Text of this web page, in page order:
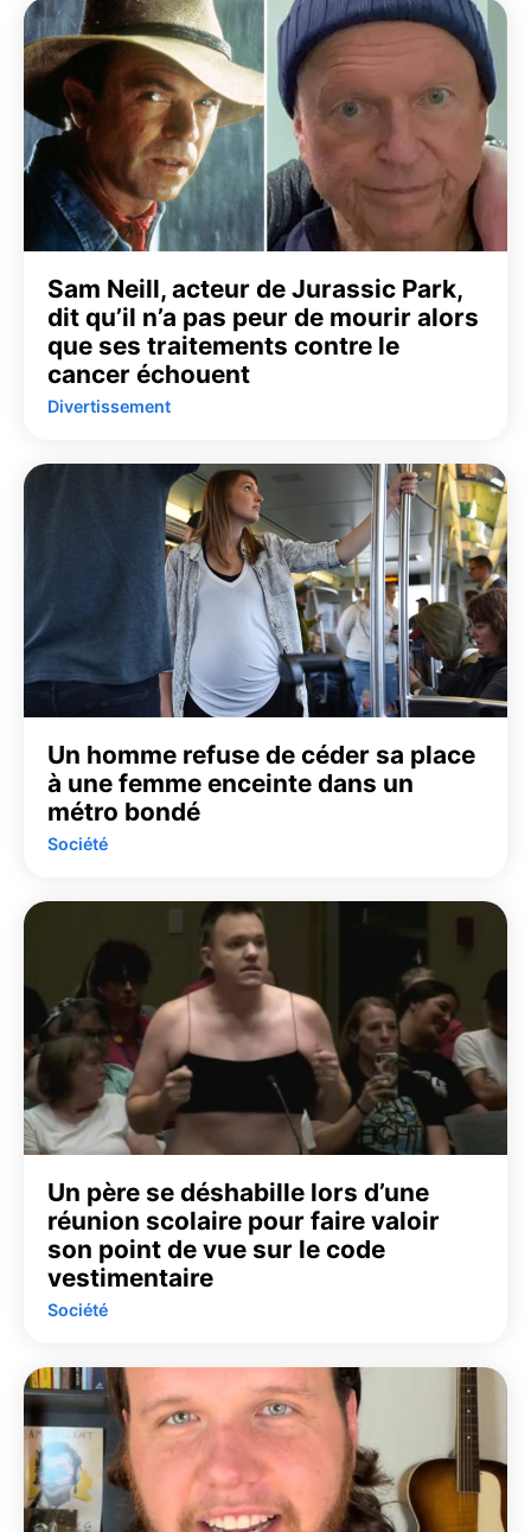
Sam Neill, acteur de Jurassic Park,
dit qu’il n’a pas peur de mourir alors
que ses traitements contre le
cancer échouent
Divertissement
Un homme refuse de céder sa place
à une femme enceinte dans un
métro bondé
Société
Un père se déshabille lors d’une
réunion scolaire pour faire valoir
son point de vue sur le code
vestimentaire
Société